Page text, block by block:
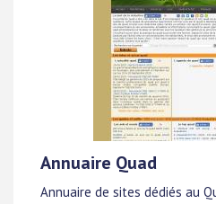
Annuaire Quad
Annuaire de sites dédiés au